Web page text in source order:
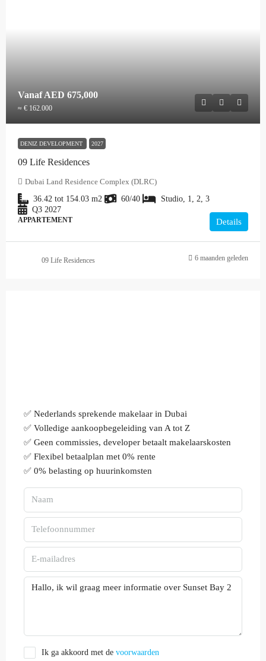
VanafAED 675,000
≈ € 162.000
DENIZ DEVELOPMENT 2027
09 Life Residences
Dubai Land Residence Complex (DLRC)
36.42 tot 154.03 m2 60/40
Studio, 1, 2, 3
Q3 2027
APPARTEMENT Details
09 Life Residences 6 maanden geleden
✅ Nederlands sprekende makelaar in Dubai
✅ Volledige aankoopbegeleiding van A tot Z
✅ Geen commissies, developer betaalt makelaarskosten
✅ Flexibel betaalplan met 0% rente
✅ 0% belasting op huurinkomsten
Ik ga akkoord met de voorwaarden